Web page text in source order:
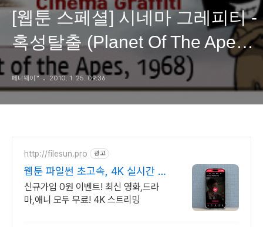
[웹툰 스페셜] 시네마 그레피티 -
혹성탈출 (Planet Of The Apes,
1968)
페니웨이™ 2010. 1. 25. 09:36
http://filesun.pro 광고
웹툰 파일썬 초고속, 4K 실시간 보
기!
신규가입 0원 이벤트! 최신 영화,드라
마,애니 모두 무료! 4K 스트리밍